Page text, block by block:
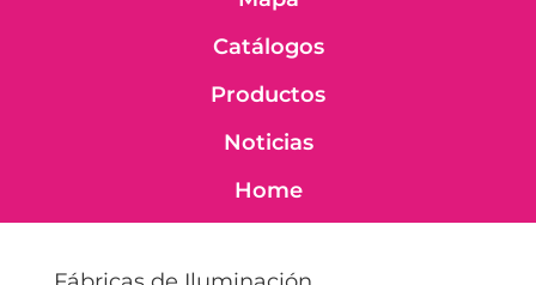
Catálogos
Productos
Noticias
Home